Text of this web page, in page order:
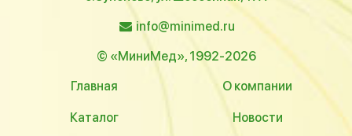
info@minimed.ru
© «МиниМед», 1992-2026
Главная
О компании
Каталог Новости